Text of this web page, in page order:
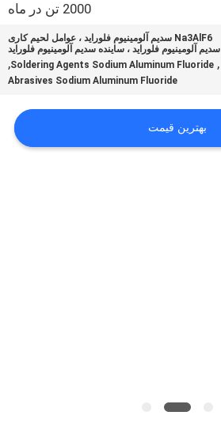
2000 تن در ماه
Na3AlF6 سدیم آلومینیوم فلوراید ، عوامل لحیم کاری
سدیم آلومینیوم فلوراید ، ساینده سدیم آلومینیوم فلوراید
,
Soldering Agents Sodium Aluminum Fluoride
,
Abrasives Sodium Aluminum Fluoride
بهترین قیمت